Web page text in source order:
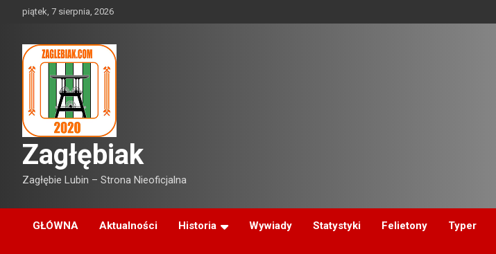
piątek, 7 sierpnia, 2026
Zagłębiak
Zagłębie Lubin – Strona Nieoficjalna
GŁÓWNA Aktualności Historia Wywiady Statystyki Felietony Typer